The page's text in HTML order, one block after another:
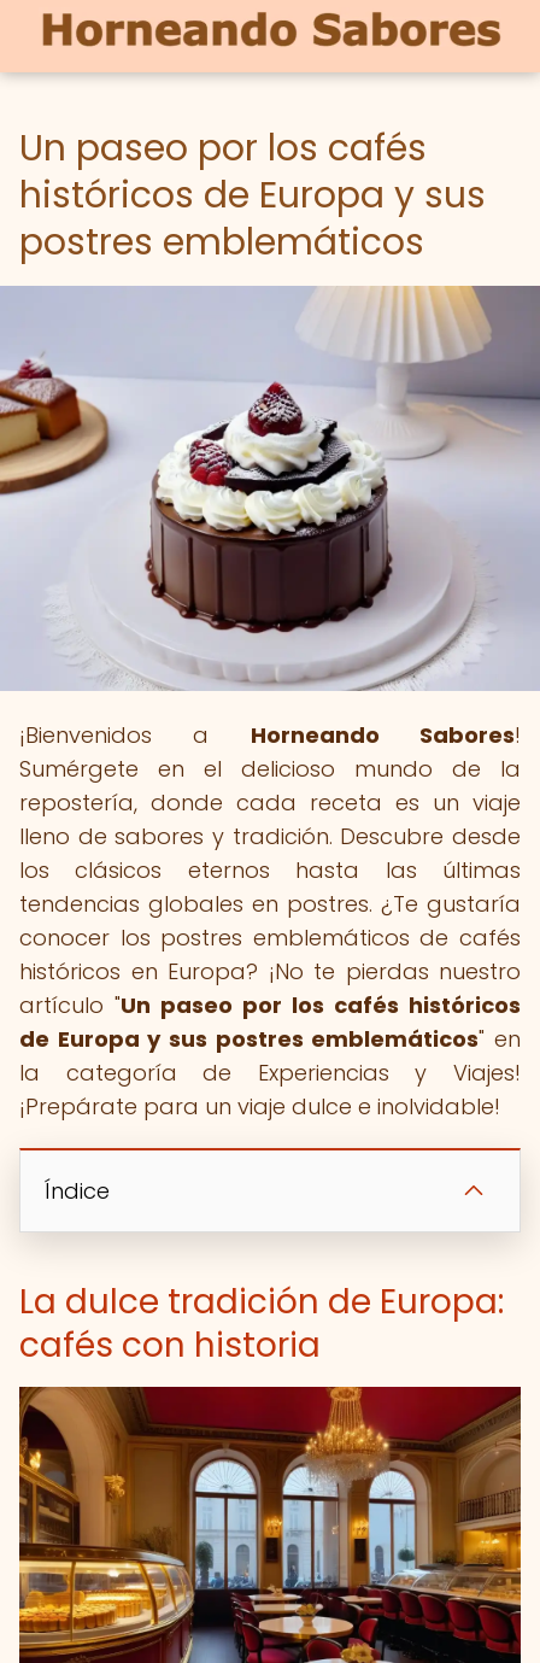
Un paseo por los cafés
históricos de Europa y sus
postres emblemáticos
¡Bienvenidos a Horneando Sabores!
Sumérgete en el delicioso mundo de la
repostería, donde cada receta es un viaje
lleno de sabores y tradición. Descubre desde
los clásicos eternos hasta las últimas
tendencias globales en postres. ¿Te gustaría
conocer los postres emblemáticos de cafés
históricos en Europa? ¡No te pierdas nuestro
artículo "Un paseo por los cafés históricos
de Europa y sus postres emblemáticos" en
la categoría de Experiencias y Viajes!
¡Prepárate para un viaje dulce e inolvidable!
Índice
La dulce tradición de Europa:
cafés con historia